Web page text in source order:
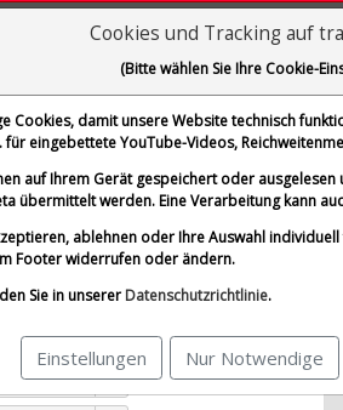
Inc.
SE, ALLIANZ SE NA O.N.,
Standard-Vergleich
Cookies und Tracking auf
(Bitte wählen Sie Ihre Cookie-
Cookies, damit unsere Website technisch
für eingebettete YouTube-Videos,
auf Ihrem Gerät gespeichert oder
übermittelt werden. Eine Verarbeitung kann
ablehnen oder Ihre Auswahl
Footer widerrufen oder ändern.
Sie in unserer Datenschutzrichtlinie.
Einstellungen Nur Notwendige